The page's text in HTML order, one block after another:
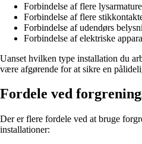
Forbindelse af flere
Forbindelse af flere
Forbindelse af udendørs
Forbindelse af elektriske
Uanset hvilken type installation du
være afgørende for at sikre en
Fordele ved
Der er flere fordele ved at bruge
installationer: